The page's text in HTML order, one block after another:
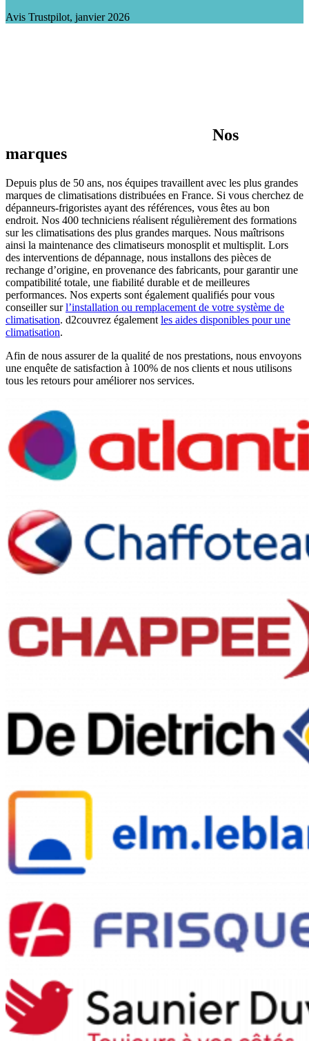
Avis Trustpilot, janvier 2026
Nos
marques
Depuis plus de 50 ans, nos équipes travaillent avec les plus grandes
marques de climatisations distribuées en France. Si vous cherchez de
dépanneurs-frigoristes ayant des références, vous êtes au bon
endroit. Nos 400 techniciens réalisent régulièrement des formations
sur les climatisations des plus grandes marques. Nous maîtrisons
ainsi la maintenance des climatiseurs monosplit et multisplit. Lors
des interventions de dépannage, nous installons des pièces de
rechange d’origine, en provenance des fabricants, pour garantir une
compatibilité totale, une fiabilité durable et de meilleures
performances. Nos experts sont également qualifiés pour vous
conseiller surl’installation ou remplacement de votre système de
climatisation. d2couvrez également les aides disponibles pour une
climatisation.
Afin de nous assurer de la qualité de nos prestations, nous envoyons
une enquête de satisfaction à 100% de nos clients et nous utilisons
tous les retours pour améliorer nos services.